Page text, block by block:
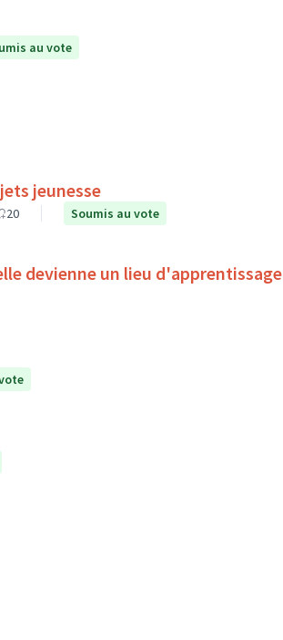
au vote
jeunesse
20 Soumis au vote
devienne un lieu d'apprentissage